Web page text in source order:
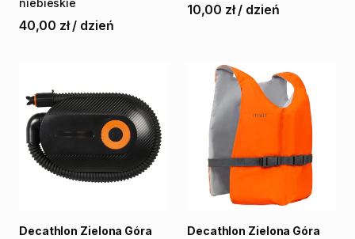
niebieskie
40,00 zł / dzień
10,00 zł / dzień
Decathlon Zielona Góra Decathlon Zielona Góra